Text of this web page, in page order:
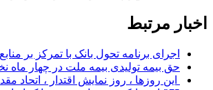
اخبار مرتبط
اجرای برنامه تحول بانک با تمرکز بر
حق بیمه تولیدی بیمه ملت در چهار ماه نخست
این روزها ، روز نمایش اقتدار ،